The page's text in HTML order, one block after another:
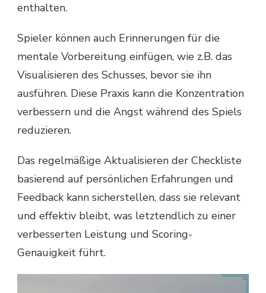
enthalten.
Spieler können auch Erinnerungen für die
mentale Vorbereitung einfügen, wie z.B. das
Visualisieren des Schusses, bevor sie ihn
ausführen. Diese Praxis kann die Konzentration
verbessern und die Angst während des Spiels
reduzieren.
Das regelmäßige Aktualisieren der Checkliste
basierend auf persönlichen Erfahrungen und
Feedback kann sicherstellen, dass sie relevant
und effektiv bleibt, was letztendlich zu einer
verbesserten Leistung und Scoring-
Genauigkeit führt.